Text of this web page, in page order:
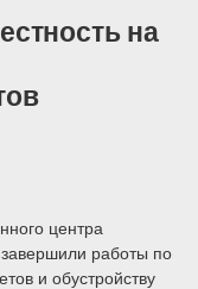
на
центра
работы по
и обустройству